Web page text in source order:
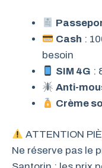
Cash :
besoin
SIM 4G :
Anti-
Crème
ATTENTION
Ne réserve pas le